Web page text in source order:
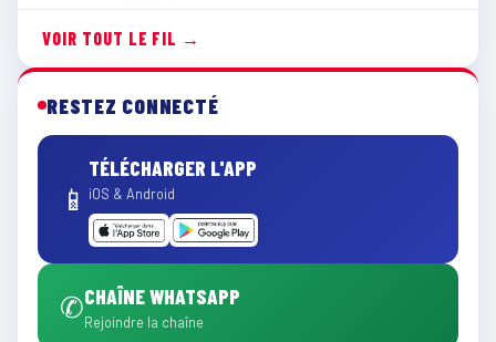
VOIR TOUT LE FIL →
RESTEZ CONNECTÉ
📱
TÉLÉCHARGER L'APP
iOS & Android
✆CHAÎNE WHATSAPP
Rejoindre la chaîne